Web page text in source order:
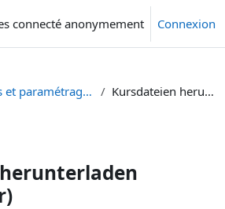
connecté anonymement Connexion
Cours et paramétrage - Kurse und Einstellungen Kursdateien herunterladen (Dozierende·r)